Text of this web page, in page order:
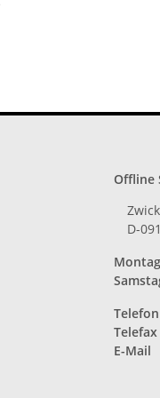
Offline
D-
Telefon
Telefax
E-Mail